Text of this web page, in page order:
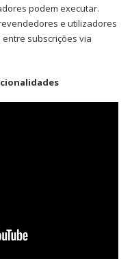
podem executar.
e utilizadores
subscrições via